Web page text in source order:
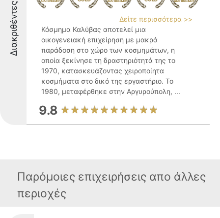
Διακριθέντες
Δείτε περισσότερα >>
Κόσμημα Καλύβας αποτελεί μια
οικογενειακή επιχείρηση με μακρά
παράδοση στο χώρο των κοσμημάτων, η
οποία ξεκίνησε τη δραστηριότητά της το
1970, κατασκευάζοντας χειροποίητα
κοσμήματα στο δικό της εργαστήριο. Το
1980, μεταφέρθηκε στην Αργυρούπολη, ...
9.8
Παρόμοιες επιχειρήσεις απο άλλες
περιοχές